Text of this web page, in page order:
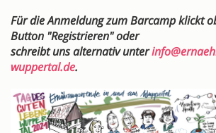
Für die Anmeldung zum Barcamp klickt
Button "Registrieren" oder
schreibt uns alternativ unter
wuppertal.de.